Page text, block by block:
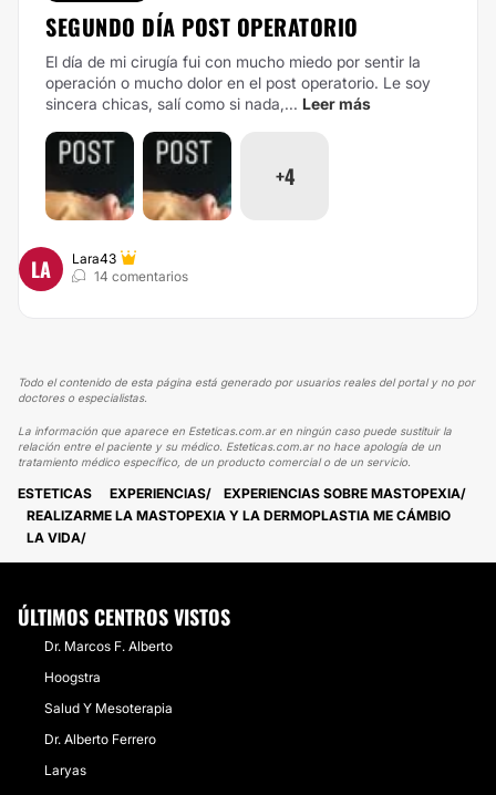
SEGUNDO DÍA POST OPERATORIO
El día de mi cirugía fui con mucho miedo por sentir la
operación o mucho dolor en el post operatorio. Le soy
sincera chicas, salí como si nada,... Leer más
+4
LA
Lara43
14 comentarios
Todo el contenido de esta página está generado por usuarios reales del portal y no por
doctores o especialistas.
La información que aparece en Esteticas.com.ar en ningún caso puede sustituir la
relación entre el paciente y su médico. Esteticas.com.ar no hace apología de un
tratamiento médico específico, de un producto comercial o de un servicio.
ESTETICAS EXPERIENCIAS
EXPERIENCIAS SOBRE MASTOPEXIA
REALIZARME LA MASTOPEXIA Y LA DERMOPLASTIA ME CÁMBIO
LA VIDA
ÚLTIMOS CENTROS VISTOS
Dr. Marcos F. Alberto
Hoogstra
Salud Y Mesoterapia
Dr. Alberto Ferrero
Laryas